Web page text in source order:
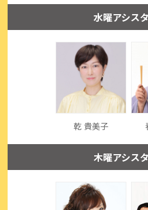
水曜アシス
乾 貴美子
木曜アシス